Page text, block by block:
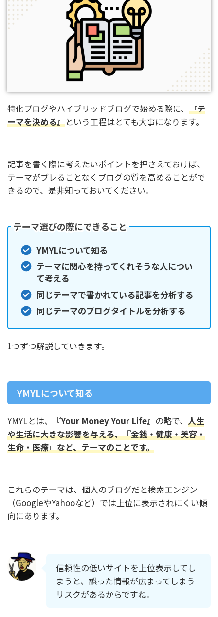
特化ブログやハイブリッドブログで始める際に、 『テ
ーマを決める』という工程はとても大事になります。
記事を書く際に考えたいポイントを押さえておけば、
テーマがブレることなくブログの質を高めることがで
きるので、是非知っておいてください。
テーマ選びの際にできること
YMYLについて知る
テーマに関心を持ってくれそうな人につい
て考える
同じテーマで書かれている記事を分析する
同じテーマのブログタイトルを分析する
1つずつ解説していきます。
YMYLについて知る
YMYLとは、 『Your Money Your Life』 の略で、 人生
や生活に大きな影響を与える、『金銭・健康・美容・
生命・医療』など、テーマのことです。
これらのテーマは、個人のブログだと検索エンジン
（GoogleやYahooなど）では上位に表示されにくい傾
向にあります。
信頼性の低いサイトを上位表示してし
まうと、誤った情報が広まってしまう
リスクがあるからですね。